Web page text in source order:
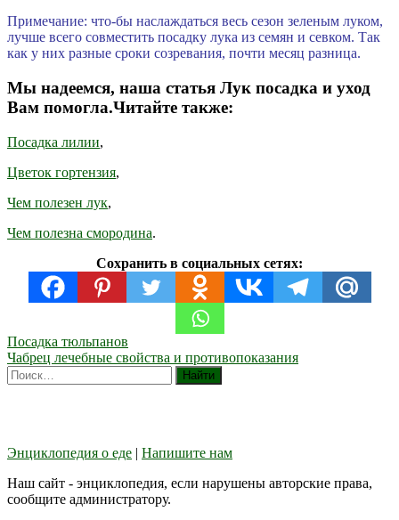
Примечание: что-бы наслаждаться весь сезон зеленым луком,
лучше всего совместить посадку лука из семян и севком. Так
как у них разные сроки созревания, почти месяц разница.
Мы надеемся, наша статья Лук посадка и уход
Вам помогла.Читайте также:
Посадка лилии,
Цветок гортензия,
Чем полезен лук,
Чем полезна смородина.
Сохранить в социальных сетях:
Навигация
по
записям
Посадка тюльпанов
Чабрец лечебные свойства и противопоказания
Энциклопедия о еде | Напишите нам
Наш сайт - энциклопедия, если нарушены авторские права,
сообщите администратору.